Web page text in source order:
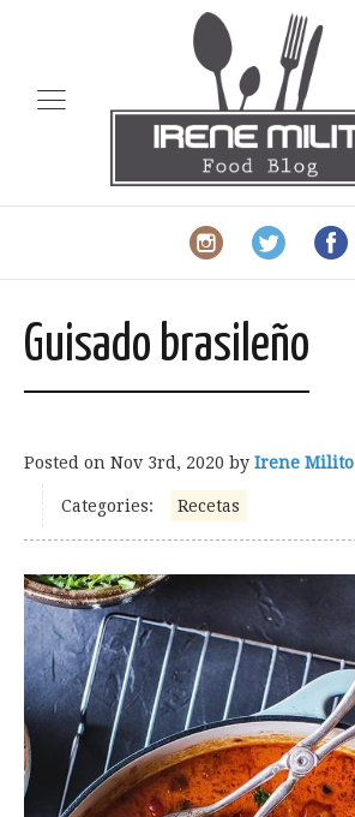
Guisado brasileño
Posted on Nov 3rd, 2020 by Irene Milito
Categories: Recetas